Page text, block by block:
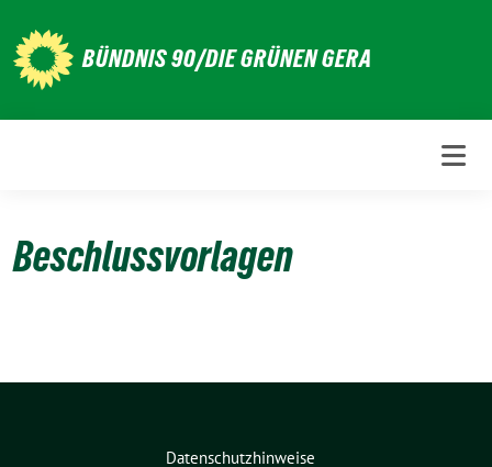
zum
Inhalt
BÜNDNIS 90/DIE GRÜNEN GERA
Beschlussvorlagen
Datenschutzhinweise